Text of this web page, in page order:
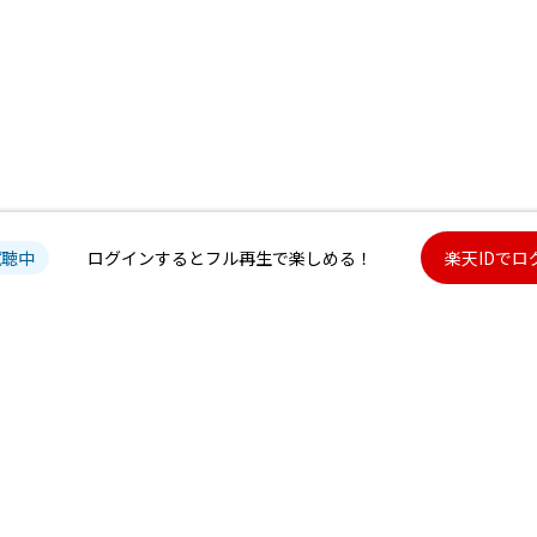
中 ログインするとフル再生で楽しめる！ 楽天IDでロ